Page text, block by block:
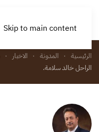
Skip to main content
الرئيسية المدونة الاخبار
الراحل خالد سلامة.